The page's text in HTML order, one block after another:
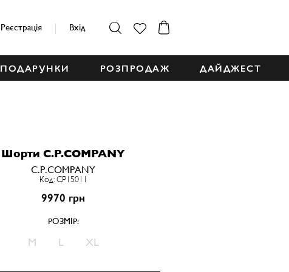
Реєстрація Вхід
ПОДАРУНКИ РОЗПРОДАЖ ДАЙДЖЕСТ
Шорти C.P.COMPANY
C.P.COMPANY
Код: CP15011
9970 грн
РОЗМІР:
M L XL